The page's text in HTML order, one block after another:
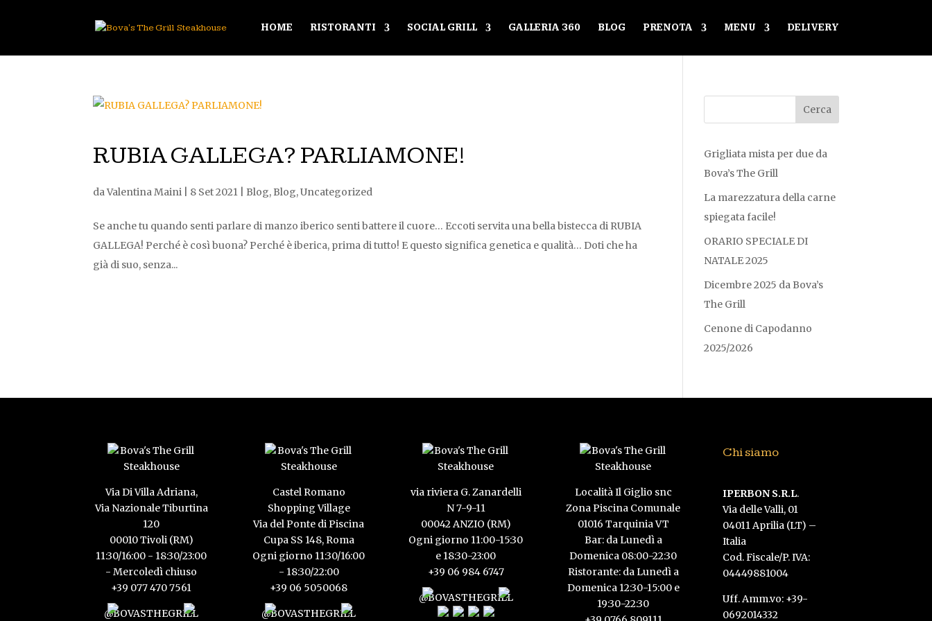
HOME RISTORANTI SOCIAL GRILL GALLERIA 360 BLOG PRENOTA MENU DELIVERY
RUBIA GALLEGA? PARLIAMONE!
daValentina Maini 8 Set 2021 Blog, Blog,Uncategorized
Se anche tu quando senti parlare di manzo iberico senti battere il cuore… Eccoti servita una bella bistecca di RUBIA
GALLEGA! Perché è così buona? Perché è iberica, prima di tutto! E questo significa genetica e qualità… Doti che ha
già di suo, senza...
Grigliata mista per due da
Bova’s The Grill
La marezzatura della carne
spiegata facile!
ORARIO SPECIALE DI
NATALE 2025
Dicembre 2025 da Bova’s
The Grill
Cenone di Capodanno
2025/2026
Via Di Villa Adriana,
Via Nazionale Tiburtina
120
00010 Tivoli (RM)
11:30/16:00 - 18:30/23:00
- Mercoledì chiuso
+39 077 470 7561
@BOVASTHEGRILL
Castel Romano
Shopping Village
Via del Ponte di Piscina
Cupa SS 148, Roma
Ogni giorno 11:30/16:00
- 18:30/22:00
+39 06 5050068
@BOVASTHEGRILL
via riviera G. Zanardelli
N 7-9-11
00042 ANZIO (RM)
Ogni giorno 11:00-15:30
e 18:30-23:00
+39 06 984 6747
@BOVASTHEGRILL
Località Il Giglio snc
Zona Piscina Comunale
01016 Tarquinia VT
Bar: da Lunedì a
Domenica 08:00-22:30
Ristorante: da Lunedì a
Domenica 12:30-15:00 e
19:30-22:30
Chi siamo
IPERBON S.R.L.
Via delle Valli, 01
04011 Aprilia (LT) –
Italia
Cod. Fiscale/P. IVA:
04449881004
Uff. Amm.vo: +39-
0692014332